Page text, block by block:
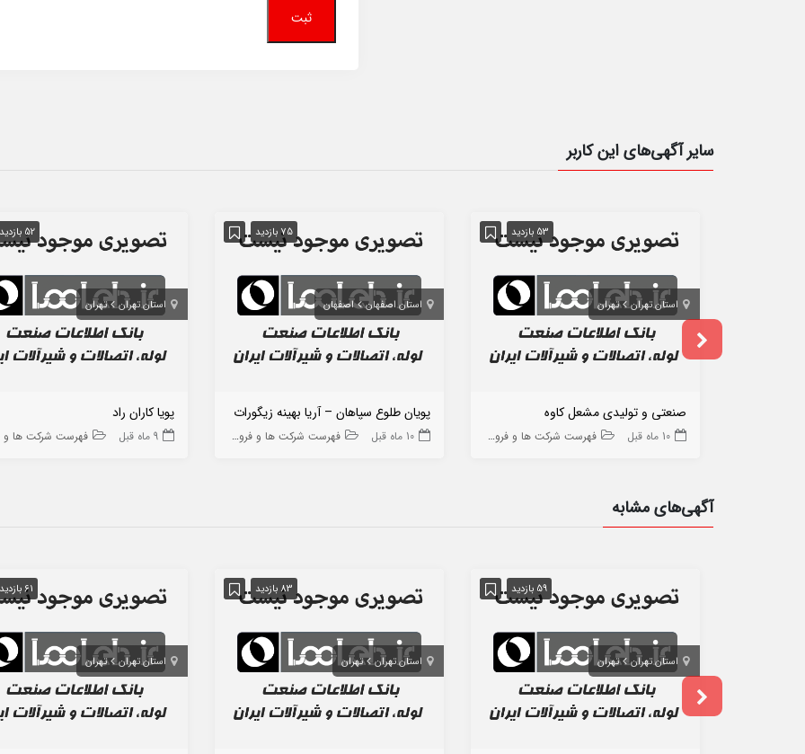
سایر آگهی‌های این کاربر
53 بازدید
استان تهران تهران
صنعتی و تولیدی مشعل کاوه
10 ماه قبل فهرست شرکت ها و فروشگاه ها
75 بازدید
استان اصفهان اصفهان
پویان طلوع سپاهان – آریا بهینه زیگورات
10 ماه قبل فهرست شرکت ها و فروشگاه ها
52 بازدید
استان تهران تهران
پویا کاران راد
9 ماه قبل فهرست شرکت ها و
آگهی‌های مشابه
59 بازدید
استان تهران تهران
83 بازدید
استان تهران تهران
61 بازدید
استان تهران تهران